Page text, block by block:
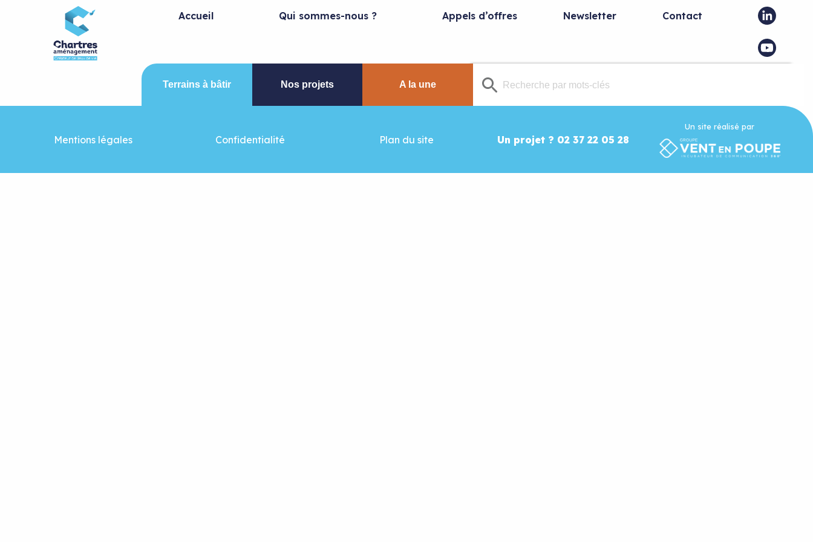
Accueil Qui sommes-nous ? Appels d’offres Newsletter Contact
Terrains à bâtir Nos projets A la une
Mentions légales Confidentialité Plan du site Un projet ? 02 37 22 05 28
Un site réalisé par
Panneau de gestion des cookies